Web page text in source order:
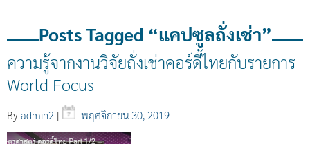
Posts Tagged “แคปซูลถั่งเช่า”
ความรู้จากงานวิจัยถั่งเช่าคอร์ดี้ไทยกับรายการ
World Focus
By admin2 | พฤศจิกายน 30, 2019